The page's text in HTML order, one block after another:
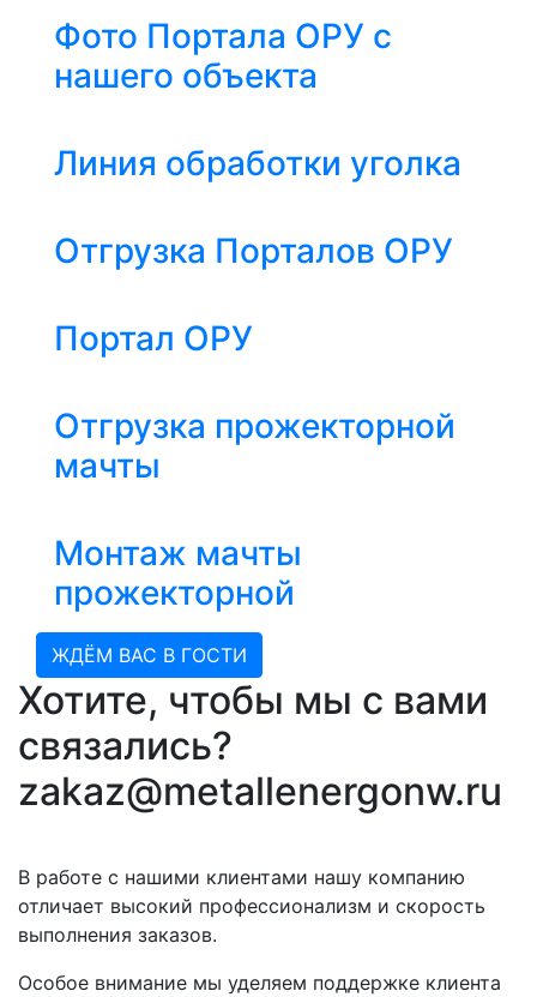
Фото Портала ОРУ с
нашего объекта
Линия обработки уголка
Отгрузка Порталов ОРУ
Портал ОРУ
Отгрузка прожекторной
мачты
Монтаж мачты
прожекторной
ЖДЁМ ВАС В ГОСТИ
Хотите, чтобы мы с вами
связались?
zakaz@metallenergonw.ru
В работе с нашими клиентами нашу компанию
отличает высокий профессионализм и скорость
выполнения заказов.
Особое внимание мы уделяем поддержке клиента